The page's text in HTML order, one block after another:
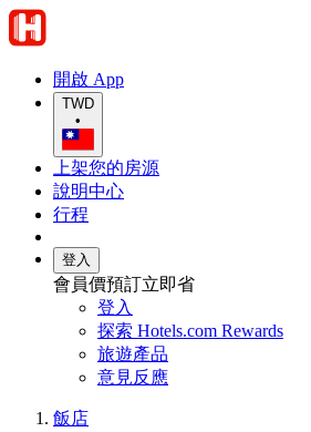
開啟 App
TWD
•
上架您的房源
說明中心
行程
登入
會員價預訂立即省
登入
探索 Hotels.com Rewards
旅遊產品
意見反應
飯店